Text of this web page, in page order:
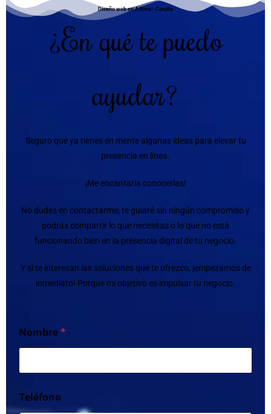
Diseño web en A Brea - Coruña
¿En qué te puedo
ayudar?
Seguro que ya tienes en mente algunas ideas para elevar tu
presencia en línea.
¡Me encantaría conocerlas!
No dudes en contactarme; te guiaré sin ningún compromiso y
podrás compartir lo que necesitas o lo que no está
funcionando bien en la presencia digital de tu negocio.
Y si te interesan las soluciones que te ofrezco, ¡empezamos de
inmediato! Porque mi objetivo es impulsar tu negocio.
Nombre*
Teléfono